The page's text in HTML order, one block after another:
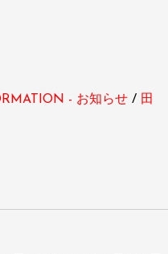
- お知らせ
田